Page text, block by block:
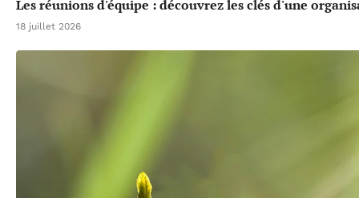
Les réunions d'équipe : découvrez les clés d'une
18 juillet 2026